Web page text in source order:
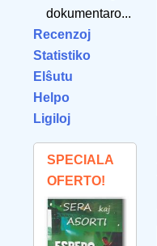
dokumentaro...
Recenzoj
Statistiko
Elŝutu
Helpo
Ligiloj
SPECIALA
OFERTO!